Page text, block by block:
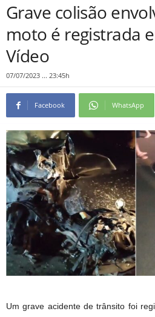
Grave colisão
moto é registrada
Vídeo
07/07/2023 ... 23:45h
Facebook WhatsApp
Um grave acidente de trânsito foi